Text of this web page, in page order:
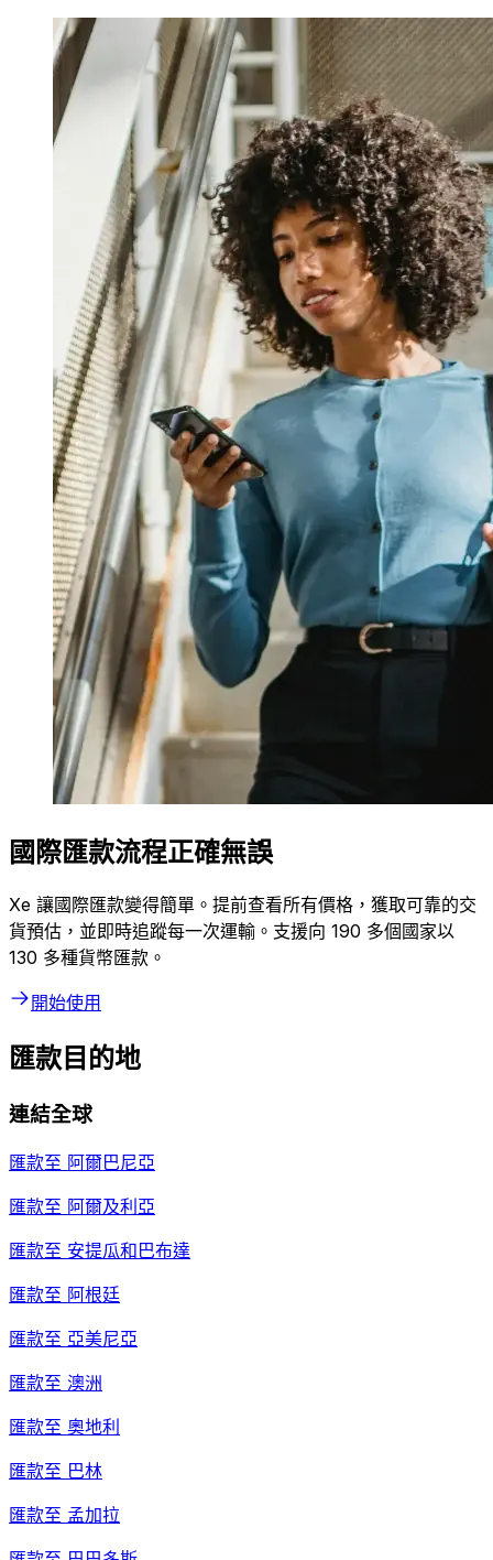
國際匯款流程正確無誤
Xe 讓國際匯款變得簡單。提前查看所有價格，獲取可靠的交
貨預估，並即時追蹤每一次運輸。支援向 190 多個國家以
130 多種貨幣匯款。
開始使用
匯款目的地
連結全球
匯款至 阿爾巴尼亞
匯款至 阿爾及利亞
匯款至 安提瓜和巴布達
匯款至 阿根廷
匯款至 亞美尼亞
匯款至 澳洲
匯款至 奧地利
匯款至 巴林
匯款至 孟加拉